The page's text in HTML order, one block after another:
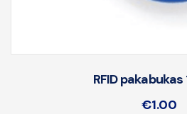
RFID pakabukas
€1.00